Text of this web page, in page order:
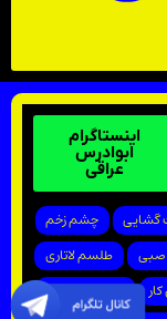
اینستاگرام
ابوادرس
عراقی
گشایی
چشم زخم
طلسم لاتاری
پیروزی در دادگاه